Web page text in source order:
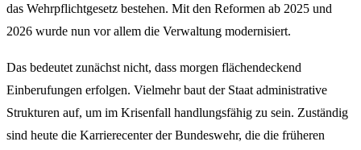
das Wehrpflichtgesetz bestehen. Mit den Reformen ab 2025 und
2026 wurde nun vor allem die Verwaltung modernisiert.
Das bedeutet zunächst nicht, dass morgen flächendeckend
Einberufungen erfolgen. Vielmehr baut der Staat administrative
Strukturen auf, um im Krisenfall handlungsfähig zu sein. Zuständig
sind heute die Karrierecenter der Bundeswehr, die die früheren